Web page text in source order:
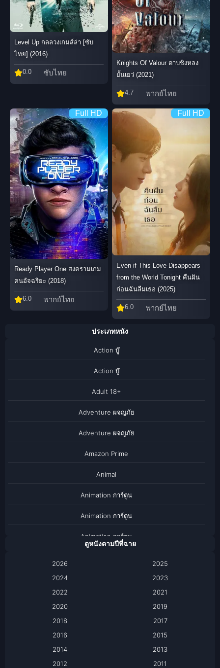
Level Up กลลวงเกมส์ล่า [ซับ
ไทย] (2016)
0.0 ซับไทย
Knights Of Valour ดาบชิงหลง
ยั้นเยว่ (2021)
4.7 พากย์ไทย
Full HD
Ready Player One สงครามเกม
คนอัจฉริยะ (2018)
6.0 พากย์ไทย
Full HD
Even if This Love Disappears
from the World Tonight คืนฝัน
ก่อนฉันลืมเธอ (2025)
6.0 พากย์ไทย
ประเภทหนัง
Action บู๊
Action บู๊
Adult 18+
Adventure ผจญภัย
Adventure ผจญภัย
Amazon Prime
Animal
Animation การ์ตูน
Animation การ์ตูน
Animation การ์ตูน
Based on a True Story เรื่องจริง
Based on a True Story เรื่องจริง
ดูหนังตามปีที่ฉาย
2026
2025
2024
2023
2022
2021
2020
2019
2018
2017
2016
2015
2014
2013
2012
2011